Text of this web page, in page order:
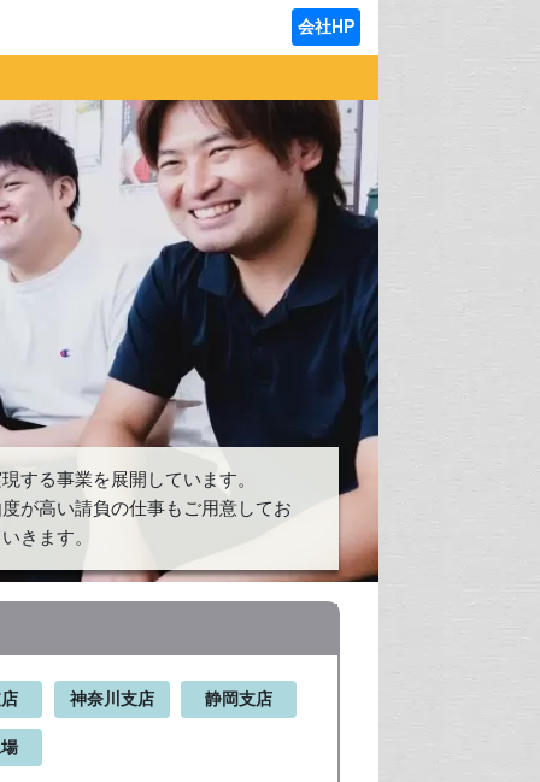
会社HP
する事業を展開しています。
が高い請負の仕事もご用意してお
きます。
神奈川支店 静岡支店